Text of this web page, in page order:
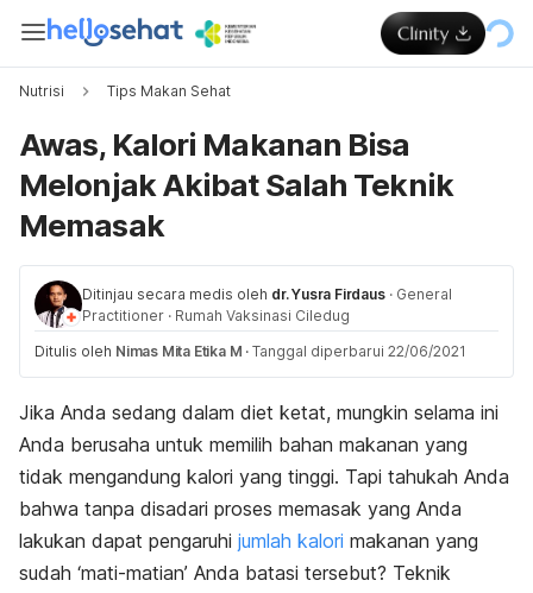
Nutrisi Tips Makan Sehat
Awas, Kalori Makanan Bisa
Melonjak Akibat Salah Teknik
Memasak
Ditinjau secara medis oleh dr. Yusra Firdaus · General
Practitioner · Rumah Vaksinasi Ciledug
Ditulis oleh Nimas Mita Etika M · Tanggal diperbarui 22/06/2021
Jika Anda sedang dalam diet ketat, mungkin selama ini
Anda berusaha untuk memilih bahan makanan yang
tidak mengandung kalori yang tinggi. Tapi tahukah Anda
bahwa tanpa disadari proses memasak yang Anda
lakukan dapat pengaruhi jumlah kalori makanan yang
sudah ‘mati-matian’ Anda batasi tersebut? Teknik